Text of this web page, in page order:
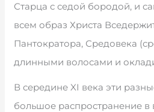
Старца с седой бородой, и
всем образ Христа
Пантократора, Средовека
длинными волосами и
В середине XI века эти
большое распространение в